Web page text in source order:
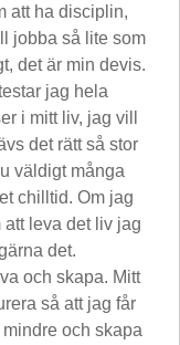
att ha disciplin,
jobba så lite som
det är min devis.
jag hela
i mitt liv, jag vill
det rätt så stor
väldigt många
chilltid. Om jag
leva det liv jag
det.
och skapa. Mitt
så att jag får
och skapa